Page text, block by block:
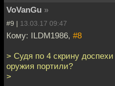
VoVanGu »
#9 | 13.03.17 09:47
Кому: ILDM1986, #8
> Судя по 4 скрину доспехи
оружия портили?
>